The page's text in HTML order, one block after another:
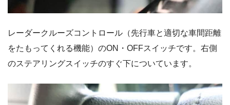
レーダークルーズコントロール（先行車と適切な車間距離
をたもってくれる機能）のON・OFFスイッチです。右側
のステアリングスイッチのすぐ下についています。